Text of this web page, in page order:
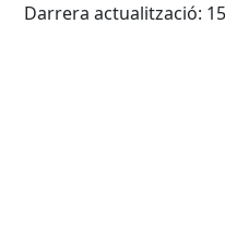
Darrera actualització: